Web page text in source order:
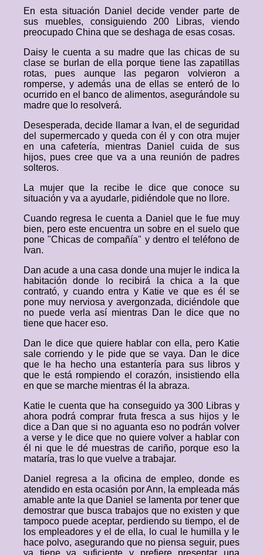
En esta situación Daniel decide vender parte de
sus muebles, consiguiendo 200 Libras, viendo
preocupado China que se deshaga de esas cosas.
Daisy le cuenta a su madre que las chicas de su
clase se burlan de ella porque tiene las zapatillas
rotas, pues aunque las pegaron volvieron a
romperse, y además una de ellas se enteró de lo
ocurrido en el banco de alimentos, asegurándole su
madre que lo resolverá.
Desesperada, decide llamar a Ivan, el de seguridad
del supermercado y queda con él y con otra mujer
en una cafetería, mientras Daniel cuida de sus
hijos, pues cree que va a una reunión de padres
solteros.
La mujer que la recibe le dice que conoce su
situación y va a ayudarle, pidiéndole que no llore.
Cuando regresa le cuenta a Daniel que le fue muy
bien, pero este encuentra un sobre en el suelo que
pone "Chicas de compañía" y dentro el teléfono de
Ivan.
Dan acude a una casa donde una mujer le indica la
habitación donde lo recibirá la chica a la que
contrató, y cuando entra y Katie ve que es él se
pone muy nerviosa y avergonzada, diciéndole que
no puede verla así mientras Dan le dice que no
tiene que hacer eso.
Dan le dice que quiere hablar con ella, pero Katie
sale corriendo y le pide que se vaya. Dan le dice
que le ha hecho una estantería para sus libros y
que le está rompiendo el corazón, insistiendo ella
en que se marche mientras él la abraza.
Katie le cuenta que ha conseguido ya 300 Libras y
ahora podrá comprar fruta fresca a sus hijos y le
dice a Dan que si no aguanta eso no podrán volver
a verse y le dice que no quiere volver a hablar con
él ni que le dé muestras de cariño, porque eso la
mataría, tras lo que vuelve a trabajar.
Daniel regresa a la oficina de empleo, donde es
atendido en esta ocasión por Ann, la empleada más
amable ante la que Daniel se lamenta por tener que
demostrar que busca trabajos que no existen y que
tampoco puede aceptar, perdiendo su tiempo, el de
los empleadores y el de ella, lo cual le humilla y le
hace polvo, asegurando que no piensa seguir, pues
ya tiene ya suficiente y prefiere presentar una